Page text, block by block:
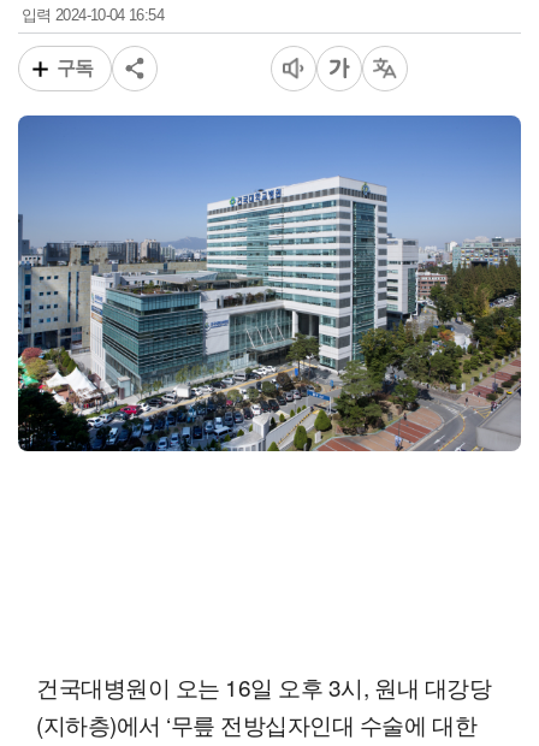
입력2024-10-04 16:54
구독
건국대병원이 오는 16일 오후 3시, 원내 대강당
(지하층)에서 ‘무릎 전방십자인대 수술에 대한